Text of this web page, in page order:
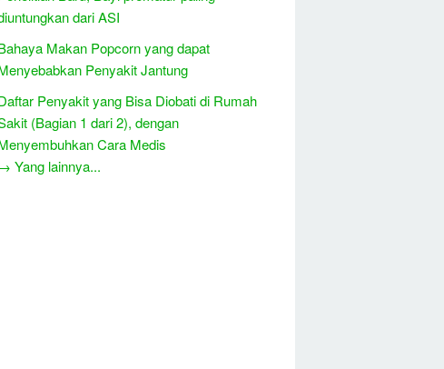
dari ASI
Makan Popcorn yang dapat
Penyakit Jantung
Penyakit yang Bisa Diobati di Rumah
(Bagian 1 dari 2), dengan
Cara Medis
→ Yang lainnya...